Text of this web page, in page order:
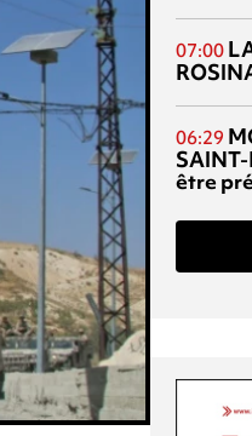
07:00
06:29
SAINT-
être